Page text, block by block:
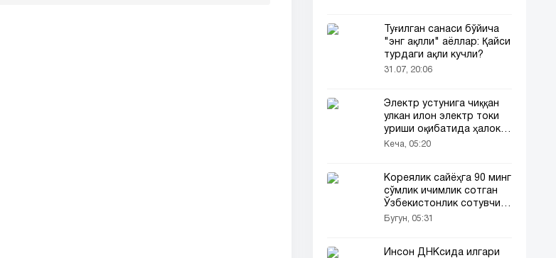
Туғилган санаси бўйича
"энг ақлли" аёллар: Қайси
турдаги ақли кучли?
31.07, 20:06
Электр устунига чиққан
улкан илон электр токи
уриши оқибатида ҳалок
бўлди
Кеча, 05:20
Кореялик сайёҳга 90 минг
сўмлик ичимлик сотган
Ўзбекистонлик сотувчи
Корея телевидениясида
Бугун, 05:31
Инсон ДНКсида илгари